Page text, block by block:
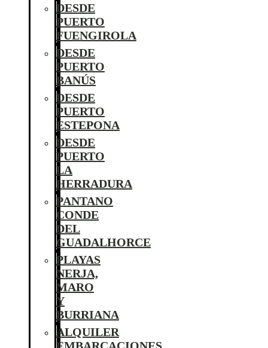
DESDE
PUERTO
FUENGIROLA
DESDE
PUERTO
BANÚS
DESDE
PUERTO
ESTEPONA
DESDE
PUERTO
LA
HERRADURA
PANTANO
CONDE
DEL
GUADALHORCE
PLAYAS
NERJA,
MARO
Y
BURRIANA
ALQUILER